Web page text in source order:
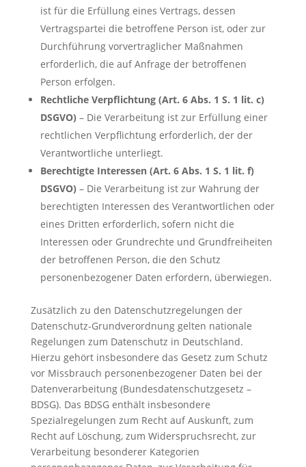
ist für die Erfüllung eines Vertrags, dessen
Vertragspartei die betroffene Person ist, oder zur
Durchführung vorvertraglicher Maßnahmen
erforderlich, die auf Anfrage der betroffenen
Person erfolgen.
Rechtliche Verpflichtung (Art. 6 Abs. 1 S. 1 lit. c)
DSGVO) – Die Verarbeitung ist zur Erfüllung einer
rechtlichen Verpflichtung erforderlich, der der
Verantwortliche unterliegt.
Berechtigte Interessen (Art. 6 Abs. 1 S. 1 lit. f)
DSGVO) – Die Verarbeitung ist zur Wahrung der
berechtigten Interessen des Verantwortlichen oder
eines Dritten erforderlich, sofern nicht die
Interessen oder Grundrechte und Grundfreiheiten
der betroffenen Person, die den Schutz
personenbezogener Daten erfordern, überwiegen.
Zusätzlich zu den Datenschutzregelungen der
Datenschutz-Grundverordnung gelten nationale
Regelungen zum Datenschutz in Deutschland.
Hierzu gehört insbesondere das Gesetz zum Schutz
vor Missbrauch personenbezogener Daten bei der
Datenverarbeitung (Bundesdatenschutzgesetz –
BDSG). Das BDSG enthält insbesondere
Spezialregelungen zum Recht auf Auskunft, zum
Recht auf Löschung, zum Widerspruchsrecht, zur
Verarbeitung besonderer Kategorien